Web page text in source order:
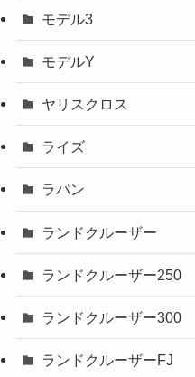
モデル3
モデルY
ヤリスクロス
ライズ
ラパン
ランドクルーザー
ランドクルーザー250
ランドクルーザー300
ランドクルーザーFJ